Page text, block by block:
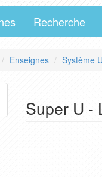
Recherche
Enseignes Système
Super U -